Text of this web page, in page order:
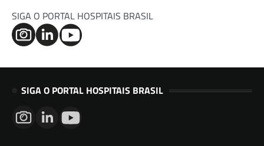
SIGA O PORTAL HOSPITAIS BRASIL
SIGA O PORTAL HOSPITAIS BRASIL